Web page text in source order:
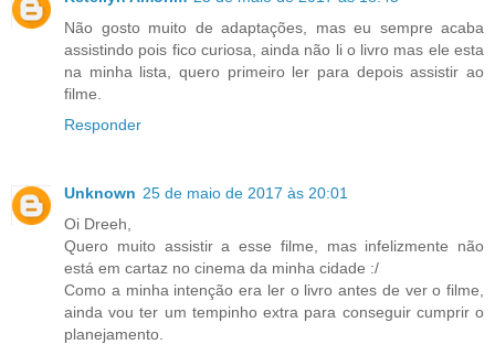
Não gosto muito de adaptações, mas eu sempre acaba
assistindo pois fico curiosa, ainda não li o livro mas ele esta
na minha lista, quero primeiro ler para depois assistir ao
filme.
Responder
Unknown 25 de maio de 2017 às 20:01
Oi Dreeh,
Quero muito assistir a esse filme, mas infelizmente não
está em cartaz no cinema da minha cidade :/
Como a minha intenção era ler o livro antes de ver o filme,
ainda vou ter um tempinho extra para conseguir cumprir o
planejamento.